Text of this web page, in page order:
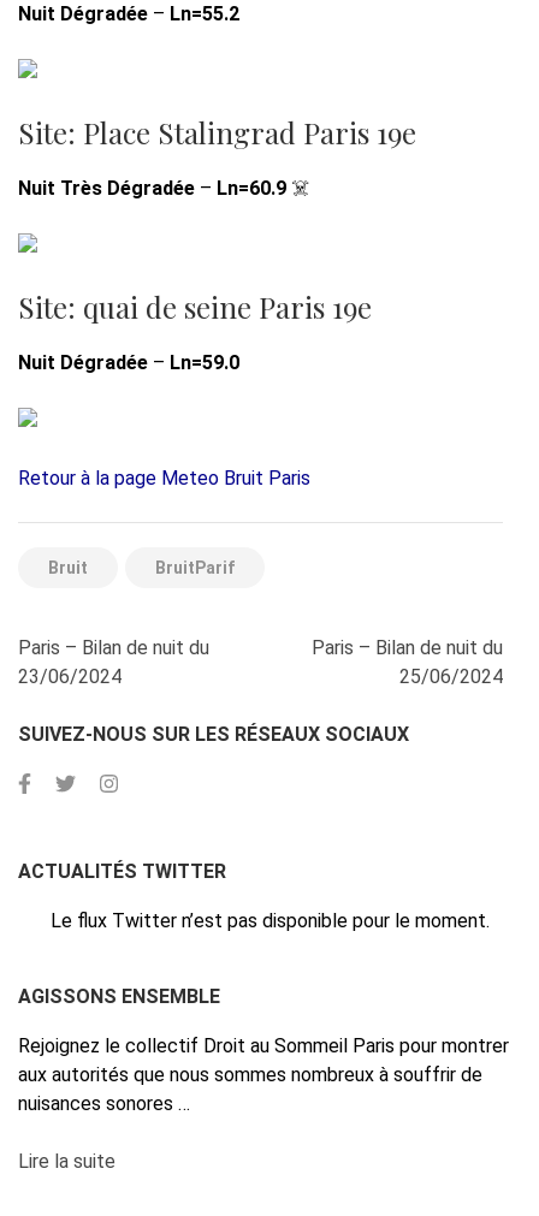
Nuit Dégradée – Ln=55.2
Site: Place Stalingrad Paris 19e
Nuit Très Dégradée – Ln=60.9 ☠️
Site: quai de seine Paris 19e
Nuit Dégradée – Ln=59.0
Retour à la page Meteo Bruit Paris
Bruit BruitParif
Navigation
de
Paris – Bilan de nuit du
23/06/2024
Paris – Bilan de nuit du
25/06/2024
SUIVEZ-NOUS SUR LES RÉSEAUX SOCIAUX
ACTUALITÉS TWITTER
Le flux Twitter n’est pas disponible pour le moment.
AGISSONS ENSEMBLE
Rejoignez le collectif Droit au Sommeil Paris pour montrer
aux autorités que nous sommes nombreux à souffrir de
nuisances sonores …
Lire la suite